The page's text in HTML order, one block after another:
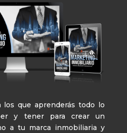
los que aprenderás todo lo
y tener para crear un
a tu marca inmobiliaria y